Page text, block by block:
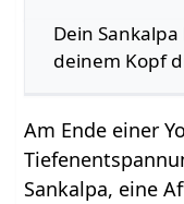
Dein
deinem Kopf
Am Ende einer
Sankalpa, eine